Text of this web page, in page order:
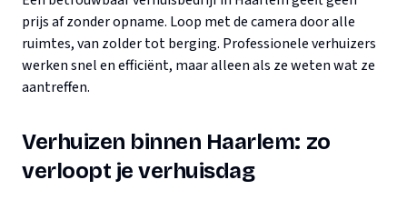
prijs af zonder opname. Loop met de camera door alle
ruimtes, van zolder tot berging. Professionele verhuizers
werken snel en efficiënt, maar alleen als ze weten wat ze
aantreffen.
Verhuizen binnen Haarlem: zo
verloopt je verhuisdag